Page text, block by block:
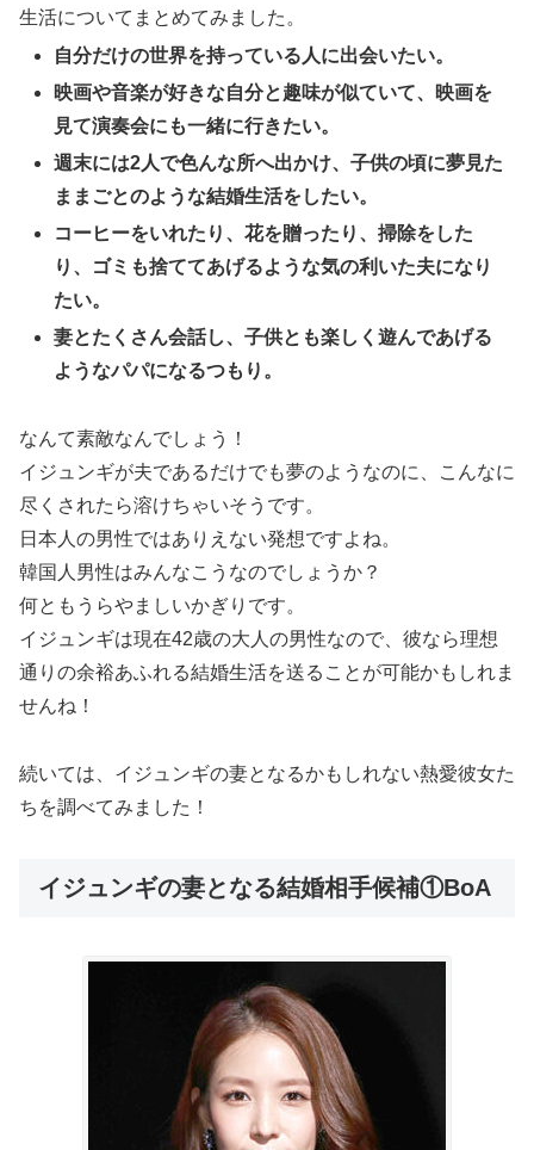
生活についてまとめてみました。
自分だけの世界を持っている人に出会いたい。
映画や音楽が好きな自分と趣味が似ていて、映画を
見て演奏会にも一緒に行きたい。
週末には2人で色んな所へ出かけ、子供の頃に夢見た
ままごとのような結婚生活をしたい。
コーヒーをいれたり、花を贈ったり、掃除をした
り、ゴミも捨ててあげるような気の利いた夫になり
たい。
妻とたくさん会話し、子供とも楽しく遊んであげる
ようなパパになるつもり。
なんて素敵なんでしょう！
イジュンギが夫であるだけでも夢のようなのに、こんなに
尽くされたら溶けちゃいそうです。
日本人の男性ではありえない発想ですよね。
韓国人男性はみんなこうなのでしょうか？
何ともうらやましいかぎりです。
イジュンギは現在42歳の大人の男性なので、彼なら理想
通りの余裕あふれる結婚生活を送ることが可能かもしれま
せんね！
続いては、イジュンギの妻となるかもしれない熱愛彼女た
ちを調べてみました！
イジュンギの妻となる結婚相手候補①BoA